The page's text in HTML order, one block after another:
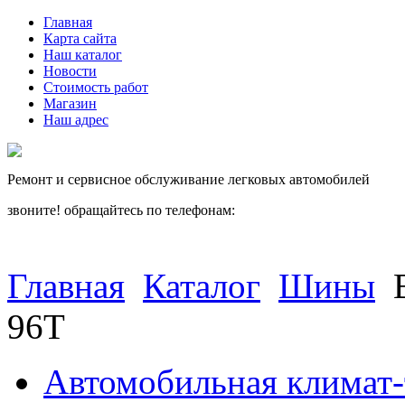
Главная
Карта сайта
Наш каталог
Новости
Стоимость работ
Магазин
Наш адрес
Ремонт и сервисное обслуживание легковых автомобилей
звоните! обращайтесь по телефонам:
Главная Каталог Шины
96T
Автомобильная